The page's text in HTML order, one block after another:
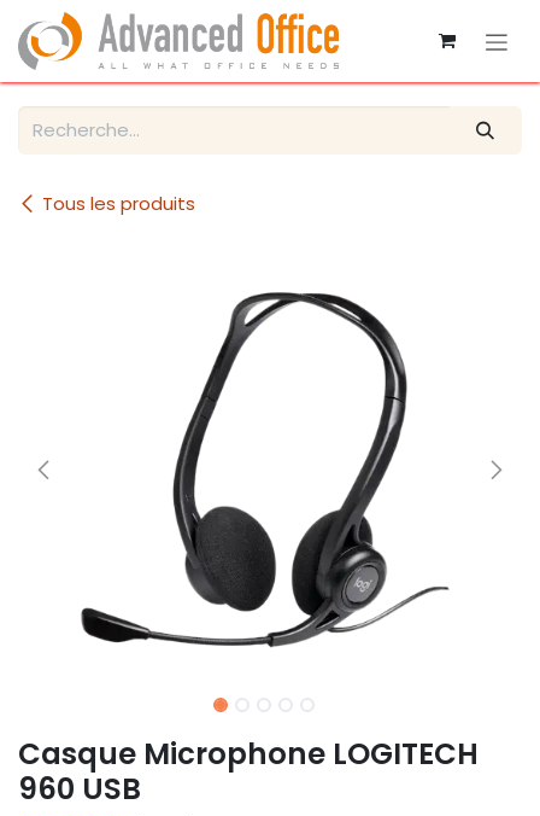
Se rendre au contenu
Tous les produits
Casque Microphone LOGITECH
960 USB